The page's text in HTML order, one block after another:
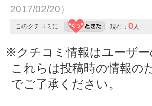
2017/02/20）
このクチコミに 現在： 0 人
※クチコミ情報はユーザ
これらは投稿時の情報の
でご了承ください。